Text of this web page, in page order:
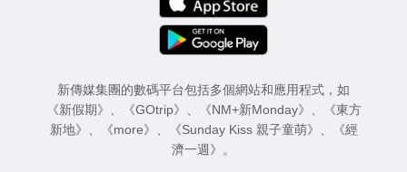
新傳媒集團的數碼平台包括多個網站和應用程式，如
《新假期》
《GOtrip》 《NM+新Monday》
《東方
新地》
《more》 《Sunday Kiss 親子童萌》
《經
濟一週》
。